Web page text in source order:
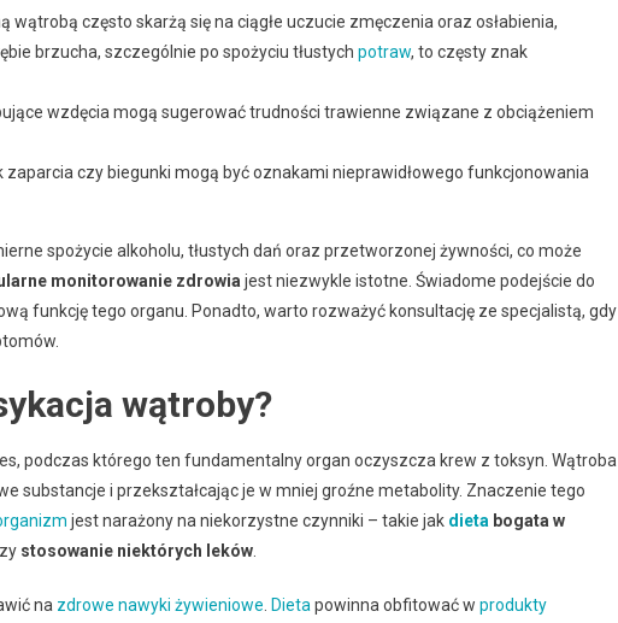
wątrobą często skarżą się na ciągłe uczucie zmęczenia oraz osłabienia,
brzucha, szczególnie po spożyciu tłustych potraw, to częsty znak
wzdęcia mogą sugerować trudności trawienne związane z obciążeniem
zaparcia czy biegunki mogą być oznakami nieprawidłowego funkcjonowania
spożycie alkoholu, tłustych dań oraz przetworzonej żywności, co może
monitorowanie zdrowia jest niezwykle istotne. Świadome podejście do
funkcję tego organu. Ponadto, warto rozważyć konsultację ze specjalistą, gdy
wątroby?
podczas którego ten fundamentalny organ oczyszcza krew z toksyn. Wątroba
substancje i przekształcając je w mniej groźne metabolity. Znaczenie tego
jest narażony na niekorzystne czynniki – takie jak dieta bogata w
stosowanie niektórych leków
na zdrowe nawyki żywieniowe Dieta powinna obfitować w produkty